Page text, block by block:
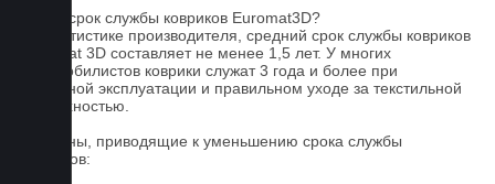
Какой срок службы ковриков Euromat3D?
По статистике производителя, средний срок службы ковриков
Euromat 3D составляет не менее 1,5 лет. У многих
автомобилистов коврики служат 3 года и более при
бережной эксплуатации и правильном уходе за текстильной
поверхностью.
Причины, приводящие к уменьшению срока службы
ковриков: